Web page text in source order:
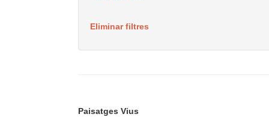
Eliminar filtres
Paisatges Vius